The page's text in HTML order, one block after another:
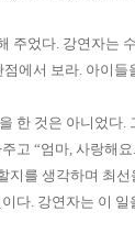
주었다. 강연자는
에서 보라. 아이들
한 것은 아니었다.
고 “엄마, 사랑해요
지를 생각하며 최
다. 강연자는 이 일